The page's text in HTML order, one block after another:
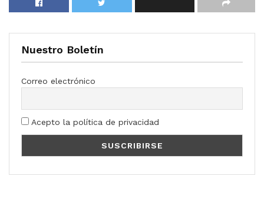
Nuestro Boletín
Correo electrónico
Acepto la política de privacidad